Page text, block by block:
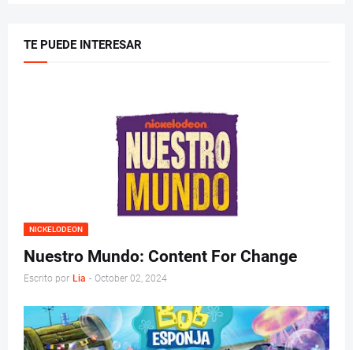
TE PUEDE INTERESAR
NICKELODEON
Nuestro Mundo: Content For Change
Escrito por Lia - October 02, 2024